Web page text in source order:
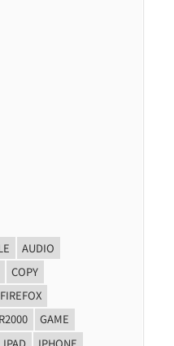
AUDIO
COPY
FIREFOX
GAME
IPAD IPHONE